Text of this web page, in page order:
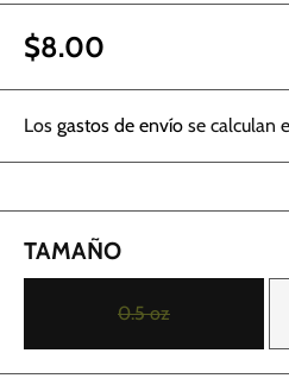
$8.00
Los gastos de envío se calculan
TAMAÑO
0.5 oz